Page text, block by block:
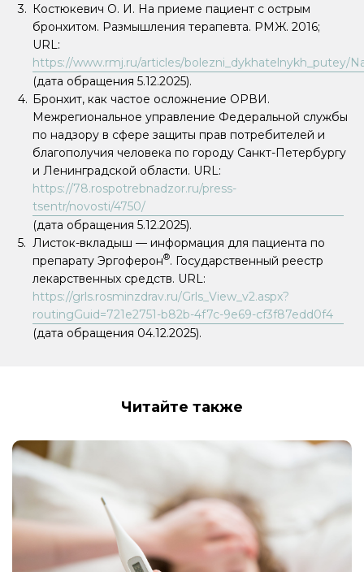
Костюкевич О. И. На приеме пациент с острым
бронхитом. Размышления терапевта. РМЖ. 2016;
URL:
https://www.rmj.ru/articles/bolezni_dykhatelnykh_putey/
(дата обращения 5.12.2025).
Бронхит, как частое осложнение ОРВИ.
Межрегиональное управление Федеральной службы
по надзору в сфере защиты прав потребителей и
благополучия человека по городу Санкт-Петербургу
и Ленинградской области. URL:
https://78.rospotrebnadzor.ru/press-
tsentr/novosti/4750/
(дата обращения 5.12.2025).
Листок-вкладыш — информация для пациента по
препарату Эргоферон®. Государственный реестр
лекарственных средств. URL:
https://grls.rosminzdrav.ru/Grls_View_v2.aspx?
routingGuid=721e2751-b82b-4f7c-9e69-cf3f87edd0f4
(дата обращения 04.12.2025).
Читайте также